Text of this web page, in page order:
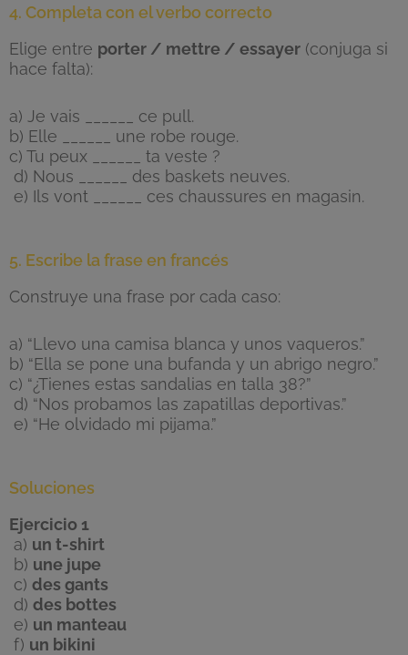
4. Completa con el verbo correcto
Elige entre porter / mettre / essayer (conjuga si
hace falta):
a) Je vais ______ ce pull.
b) Elle ______ une robe rouge.
c) Tu peux ______ ta veste ?
d) Nous ______ des baskets neuves.
e) Ils vont ______ ces chaussures en magasin.
5. Escribe la frase en francés
Construye una frase por cada caso:
a) “Llevo una camisa blanca y unos vaqueros.”
b) “Ella se pone una bufanda y un abrigo negro.”
c) “¿Tienes estas sandalias en talla 38?”
d) “Nos probamos las zapatillas deportivas.”
e) “He olvidado mi pijama.”
Soluciones
Ejercicio 1
a) un t-shirt
b) une jupe
c) des gants
d) des bottes
e) un manteau
f) un bikini